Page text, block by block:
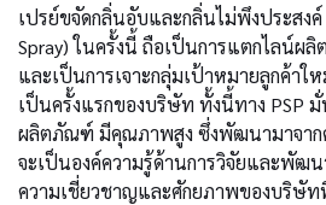
เปรย์ขจัดกลิ่นอับและกลิ่นไม่พึงประสงค์
Spray) ในครั้งนี้ ถือเป็นการแตกไลน์ผ
และเป็นการเจาะกลุ่มเป้าหมายลูกค้า
เป็นครั้งแรกของบริษัท ทั้งนี้ทาง PSP มั่
ผลิตภัณฑ์ มีคุณภาพสูง ซึ่งพัฒนามาจาก
จะเป็นองค์ความรู้ด้านการวิจัยและพัฒ
ความเชี่ยวชาญและศักยภาพของบริษั